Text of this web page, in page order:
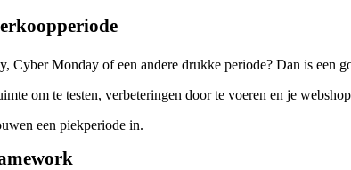
Cyber Monday of een andere drukke periode? Dan is een
om te testen, verbeteringen door te voeren en je
een piekperiode in.